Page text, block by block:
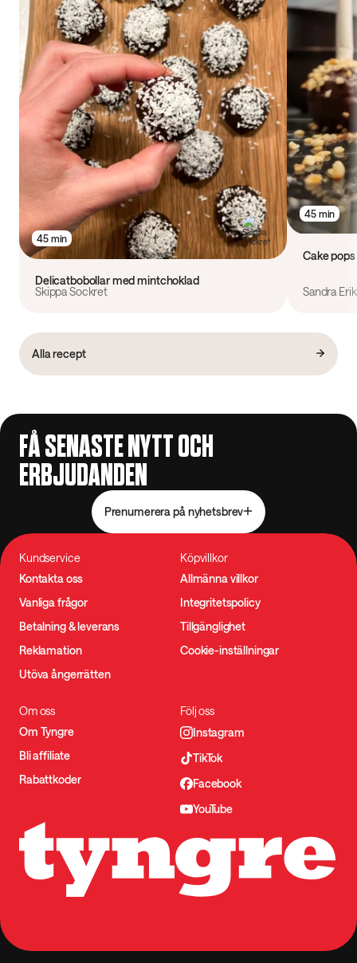
45 min
Delicatbobollar med mintchoklad
Skippa Sockret
45 min
Cake
Sandra
Alla recept
FÅ SENASTE NYTT OCH
ERBJUDANDEN
Prenumerera på nyhetsbrev
Kundservice
Kontakta oss
Vanliga frågor
Betalning & leverans
Reklamation
Utöva ångerrätten
Köpvillkor
Allmänna villkor
Integritetspolicy
Tillgänglighet
Cookie-inställningar
Om oss
Om Tyngre
Bli affiliate
Rabattkoder
Följ oss
Instagram
TikTok
Facebook
YouTube